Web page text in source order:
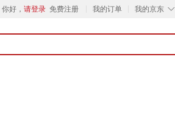
你好， 请登录 免费注册 我的订单 ◇
我的京东